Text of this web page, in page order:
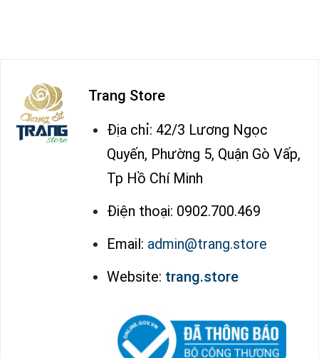
Trang Store
Địa chỉ: 42/3 Lương Ngọc
Quyến, Phường 5, Quận Gò Vấp,
Tp Hồ Chí Minh
Điện thoại: 0902.700.469
Email: admin@trang.store
Website: trang.store